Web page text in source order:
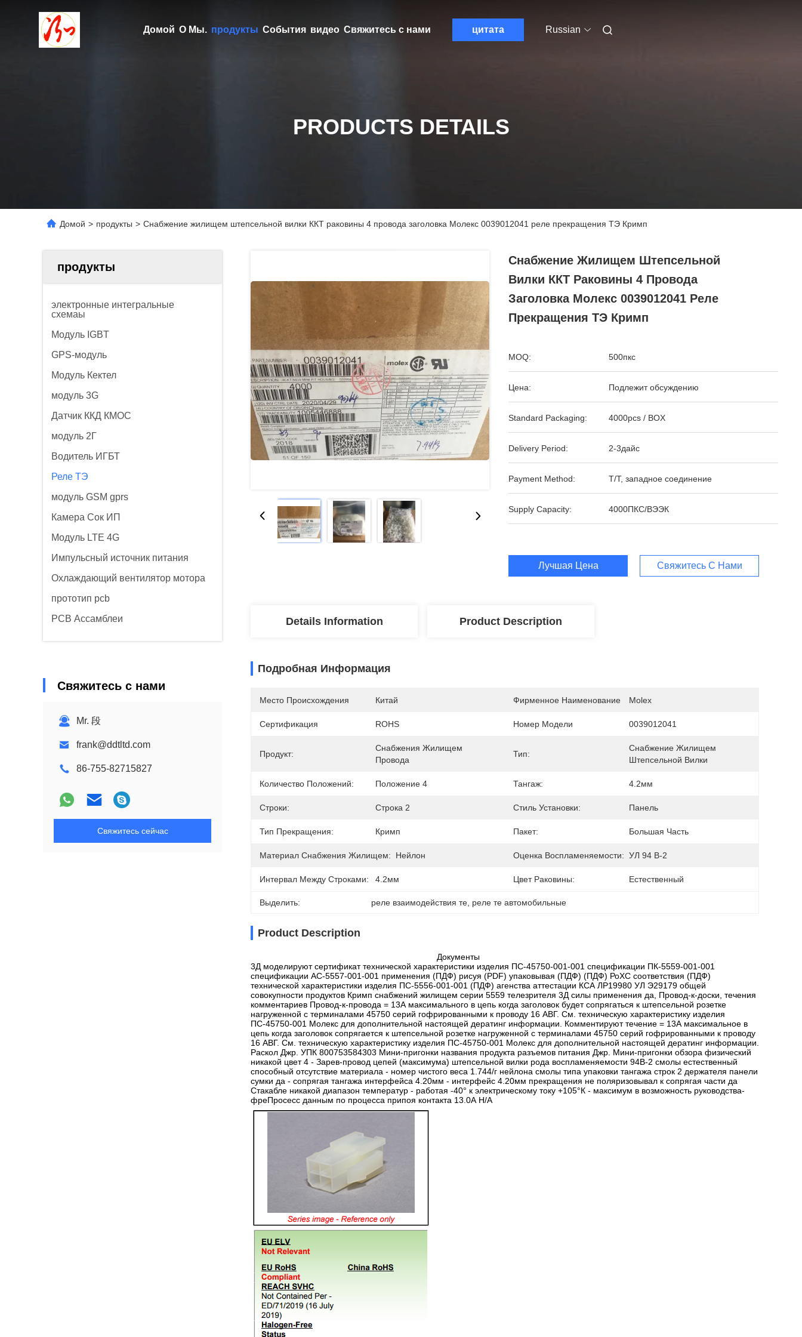
Домой О Мы. продукты События видео Свяжитесь с нами цитата Russian
PRODUCTS DETAILS
Домой > продукты > Снабжение жилищем штепсельной вилки ККТ раковины 4 провода заголовка Молекс 0039012041 реле прекращения ТЭ Кримп
продукты
электронные интегральные
схемаы
Модуль IGBT
GPS-модуль
Модуль Кектел
модуль 3G
Датчик ККД КМОС
модуль 2Г
Водитель ИГБТ
Реле ТЭ
модуль GSM gprs
Камера Сок ИП
Модуль LTE 4G
Импульсный источник питания
Охлаждающий вентилятор мотора
прототип pcb
PCB Ассамблеи
Свяжитесь с нами
Mr. 段
frank@ddtltd.com
86-755-82715827
Свяжитесь сейчас
Снабжение Жилищем Штепсельной
Вилки ККТ Раковины 4 Провода
Заголовка Молекс 0039012041 Реле
Прекращения ТЭ Кримп
MOQ: 500пкс
Цена: Подлежит обсуждению
Standard Packaging: 4000pcs / BOX
Delivery Period: 2-3дайс
Payment Method: Т/Т, западное соединение
Supply Capacity: 4000ПКС/ВЭЭК
Лучшая Цена Свяжитесь С Нами
Details Information Product Description
Подробная Информация
Место Происхождения Китай Фирменное Наименование Molex
Сертификация ROHS Номер Модели 0039012041
Продукт:
Снабжения Жилищем
Провода
Тип:
Снабжение Жилищем
Штепсельной Вилки
Количество Положений: Положение 4 Тангаж: 4.2мм
Строки: Строка 2 Стиль Установки: Панель
Тип Прекращения: Кримп Пакет: Большая Часть
Материал Снабжения Жилищем: Нейлон Оценка Воспламеняемости: УЛ 94 В-2
Интервал Между Строками: 4.2мм Цвет Раковины: Естественный
Выделить: реле взаимодействия те реле те автомобильные
Product Description
Документы
3Д моделируют сертификат технической характеристики изделия ПС-45750-001-001 спецификации ПК-5559-001-001
спецификации АС-5557-001-001 применения (ПДФ) рисуя (PDF) упаковывая (ПДФ) (ПДФ) РоХС соответствия (ПДФ)
технической характеристики изделия ПС-5556-001-001 (ПДФ) агенства аттестации КСА ЛР19980 УЛ Э29179 общей
совокупности продуктов Кримп снабжений жилищем серии 5559 телезрителя 3Д силы применения да, Провод-к-доски, течения
комментариев Провод-к-провода = 13А максимального в цепь когда заголовок будет сопрягаться к штепсельной розетке
нагруженной с терминалами 45750 серий гофрированными к проводу 16 АВГ. См. техническую характеристику изделия
ПС-45750-001 Молекс для дополнительной настоящей дератинг информации. Комментируют течение = 13А максимальное в
цепь когда заголовок сопрягается к штепсельной розетке нагруженной с терминалами 45750 серий гофрированными к проводу
16 АВГ. См. техническую характеристику изделия ПС-45750-001 Молекс для дополнительной настоящей дератинг информации.
Раскол Джр. УПК 800753584303 Мини-пригонки названия продукта разъемов питания Джр. Мини-пригонки обзора физический
никакой цвет 4 - Зарев-провод цепей (максимума) штепсельной вилки рода воспламеняемости 94В-2 смолы естественный
способный отсутствие материала - номер чистого веса 1.744/г нейлона смолы типа упаковки тангажа строк 2 держателя панели
сумки да - сопрягая тангажа интерфейса 4.20мм - интерфейс 4.20мм прекращения не поляризовывал к сопрягая части да
Стакабле никакой диапазон температур - работая -40° к электрическому току +105°К - максимум в возможность руководства-
фреПросесс данным по процесса припоя контакта 13.0А Н/А